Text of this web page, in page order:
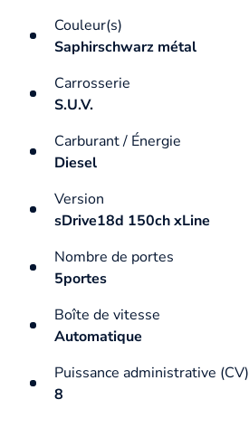
Couleur(s)
Saphirschwarz métal
Carrosserie
S.U.V.
Carburant / Énergie
Diesel
Version
sDrive18d 150ch xLine
Nombre de portes
5portes
Boîte de vitesse
Automatique
Puissance administrative (CV)
8